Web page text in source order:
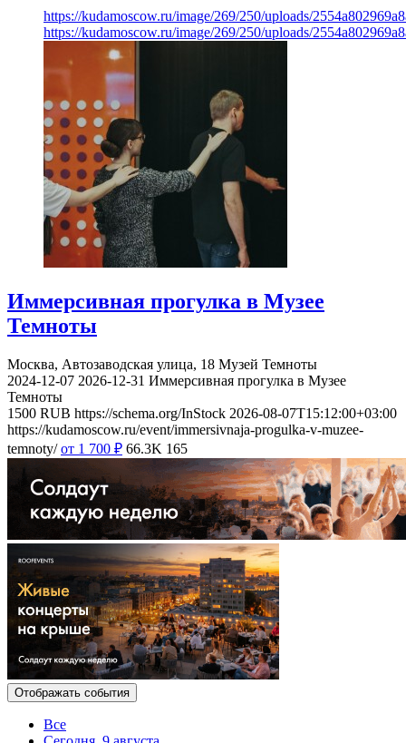
https://kudamoscow.ru/image/269/250/uploads/
https://kudamoscow.ru/image/269/250/uploads/
Иммерсивная прогулка в Музее
Темноты
Москва, Автозаводская улица, 18 Музей Темноты
2024-12-07 2026-12-31 Иммерсивная прогулка в Музее
Темноты
1500 RUB https://schema.org/InStock 2026-08-07T15:12:00+03:00
https://kudamoscow.ru/event/immersivnaja-progulka-v-muzee-
temnoty/ от 1 700 ₽ 66.3K 165
Отображать события
Все